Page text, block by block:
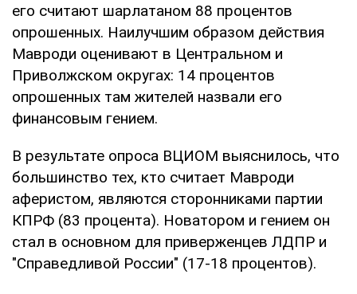
его считают шарлатаном 88 процентов
опрошенных. Наилучшим образом действия
Мавроди оценивают в Центральном и
Приволжском округах: 14 процентов
опрошенных там жителей назвали его
финансовым гением.
В результате опроса ВЦИОМ выяснилось, что
большинство тех, кто считает Мавроди
аферистом, являются сторонниками партии
КПРФ (83 процента). Новатором и гением он
стал в основном для приверженцев ЛДПР и
"Справедливой России" (17-18 процентов).